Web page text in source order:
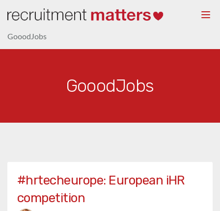
GooodJobs
GooodJobs
#hrtecheurope: European iHR
competition